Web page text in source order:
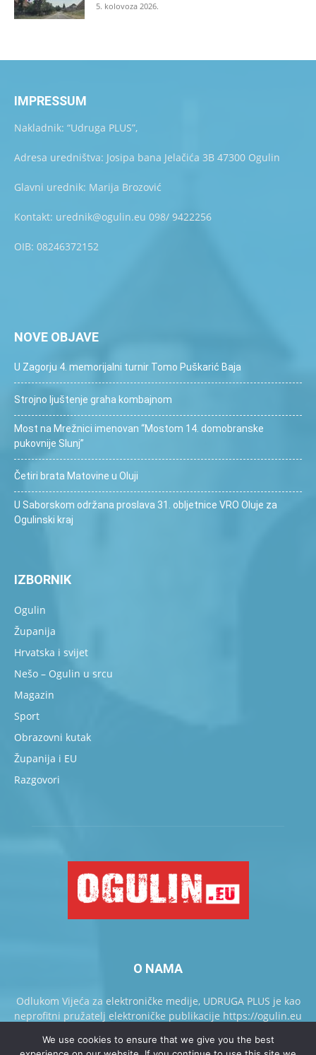
5. kolovoza 2026.
IMPRESSUM
Nakladnik: “Udruga PLUS”,
Adresa uredništva: Josipa bana Jelačića 3B 47300 Ogulin
Glavni urednik: Marija Brozović
Kontakt: urednik@ogulin.eu 098/ 9422256
OIB: 08246372152
NOVE OBJAVE
U Zagorju 4. memorijalni turnir Tomo Puškarić Baja
Strojno ljuštenje graha kombajnom
Most na Mrežnici imenovan “Mostom 14. domobranske
pukovnije Slunj”
Četiri brata Matovine u Oluji
U Saborskom održana proslava 31. obljetnice VRO Oluje za
Ogulinski kraj
IZBORNIK
Ogulin
Županija
Hrvatska i svijet
Nešo – Ogulin u srcu
Magazin
Sport
Obrazovni kutak
Županija i EU
Razgovori
O NAMA
Odlukom Vijeća za elektroničke medije, UDRUGA PLUS je kao
neprofitni pružatelj elektroničke publikacije https://ogulin.eu
We use cookies to ensure that we give you the best